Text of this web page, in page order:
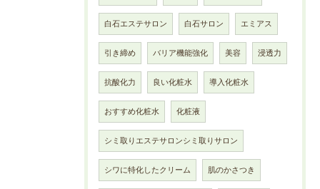
白石エステサロン 白石サロン エミアス
引き締め バリア機能強化 美容 浸透力
抗酸化力 良い化粧水 導入化粧水
おすすめ化粧水 化粧液
シミ取りエステサロンシミ取りサロン
シワに特化したクリーム 肌のかさつき